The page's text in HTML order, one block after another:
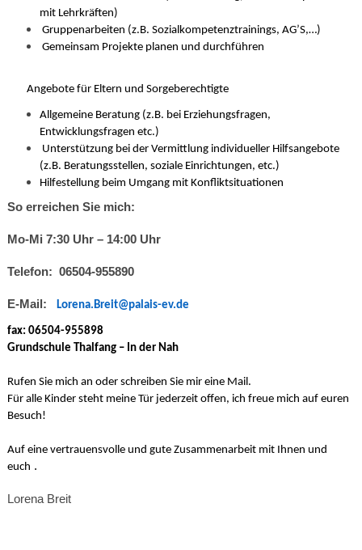
mit Lehrkräften)
Gruppenarbeiten (z.B. Sozialkompetenztrainings, AG’S,…)
Gemeinsam Projekte planen und durchführen
Angebote für Eltern und Sorgeberechtigte
Allgemeine Beratung (z.B. bei Erziehungsfragen,
Entwicklungsfragen etc.)
Unterstützung bei der Vermittlung individueller Hilfsangebote
(z.B. Beratungsstellen, soziale Einrichtungen, etc.)
Hilfestellung beim Umgang mit Konfliktsituationen
So erreichen Sie mich:
Mo-Mi 7:30 Uhr – 14:00 Uhr
Telefon:  06504-955890
E-Mail: Lorena.Breit@palais-ev.de
fax: 06504-955898
Grundschule Thalfang – In der Nah
Rufen Sie mich an oder schreiben Sie mir eine Mail.
Für alle Kinder steht meine Tür jederzeit offen, ich freue mich auf euren
Besuch!
Auf eine vertrauensvolle und gute Zusammenarbeit mit Ihnen und
euch .
Lorena Breit